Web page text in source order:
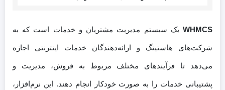
WHMCS یک سیستم مدیریت مشتریان و خدمات است که به
شرکت‌های هاستینگ و ارائه‌دهندگان خدمات اینترنتی اجازه
می‌دهد تا فرآیندهای مختلف مربوط به فروش، مدیریت و
پشتیبانی خدمات را به صورت خودکار انجام دهند. این نرم‌افزار،